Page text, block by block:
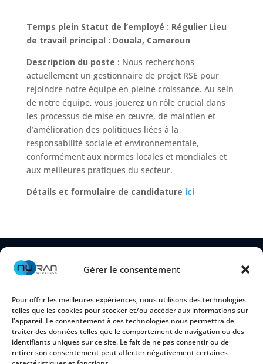
Gérer le consentement
Pour offrir les meilleures expériences, nous utilisons des technologies
telles que les cookies pour stocker et/ou accéder aux informations sur
l'appareil. Le consentement à ces technologies nous permettra de
traiter des données telles que le comportement de navigation ou des
identifiants uniques sur ce site. Le fait de ne pas consentir ou de
retirer son consentement peut affecter négativement certaines
Temps plein Statut de l’employé : Régulier Lieu
de travail principal : Douala, Cameroun
Description du poste : Nous recherchons
actuellement un gestionnaire de projet RSE pour
rejoindre notre équipe en pleine croissance. Au sein
de notre équipe, vous jouerez un rôle crucial dans
les processus de mise en œuvre, de maintien et
d’amélioration des politiques liées à la
responsabilité sociale et environnementale,
conformément aux normes locales et mondiales et
aux meilleures pratiques du secteur.
Détails et formulaire de candidature ici
2150 Cyrille-Duquet, Suite 100